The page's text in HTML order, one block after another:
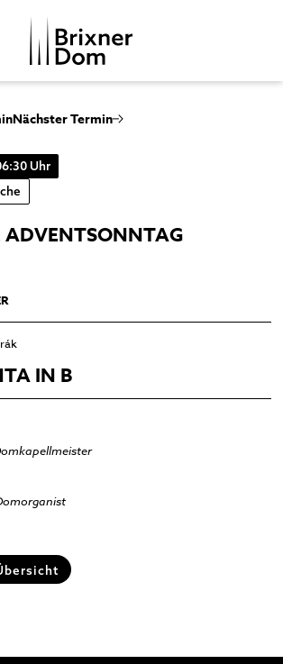
DEIT
DOMMUSIK
Domchor
DOMBEZIRK
und Alter Friedhof
Nächster Termin
Uhr
ADVENTSONNTAG
IN B